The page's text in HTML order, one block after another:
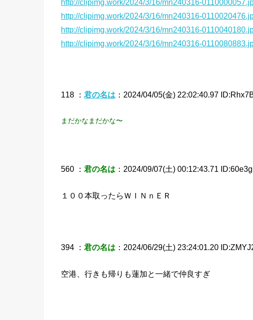
http://clipimg.work/2024/3/16/mn240316-
http://clipimg.work/2024/3/16/mn240316-
http://clipimg.work/2024/3/16/mn240316-
http://clipimg.work/2024/3/16/mn240316-
118 ： 君の名は ：2024/04/05(金) 22:02:40.97
まだかなまだかな〜
560 ： 君の名は ：2024/09/07(土) 00:12:43.71
１００本取ったらＷＩＮｎＥＲ
394 ： 君の名は ：2024/06/29(土) 23:24:01.20
空港、行きも帰りも蓮加と一緒で仲良すぎ